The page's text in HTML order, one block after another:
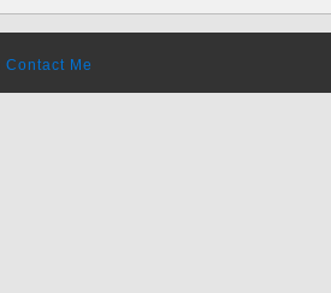
Contact Me